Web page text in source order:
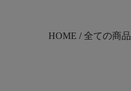
HOME /全ての商品